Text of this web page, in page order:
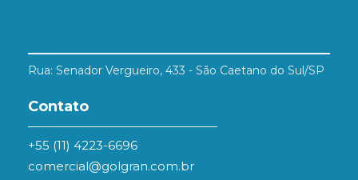
Rua: Senador Vergueiro, 433 - São Caetano do Sul/SP
Contato
+55 (11) 4223-6696
comercial@golgran.com.br